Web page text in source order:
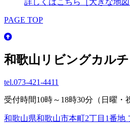
詳しくはこちら［大きな地図
PAGE TOP
和歌山リビングカル
tel.073-421-4411
受付時間10時～18時30分（日曜・
和歌山県和歌山市本町2丁目1番地